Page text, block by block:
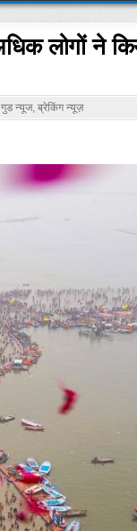
लोगों ने
गुड न्यूज, ब्रेकिंग न्यूज़